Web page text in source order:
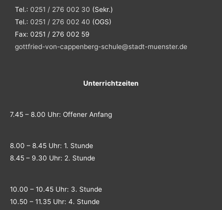
Tel.: 0251 / 276 002 30 (Sekr.)
Tel.: 0251 / 276 002 40 (OGS)
Fax: 0251 / 276 002 59
gottfried-von-cappenberg-schule@stadt-muenster.de
Unterrichtzeiten
7.45 – 8.00 Uhr: Offener Anfang
8.00 – 8.45 Uhr: 1. Stunde
8.45 – 9.30 Uhr: 2. Stunde
10.00 – 10.45 Uhr: 3. Stunde
10.50 – 11.35 Uhr: 4. Stunde